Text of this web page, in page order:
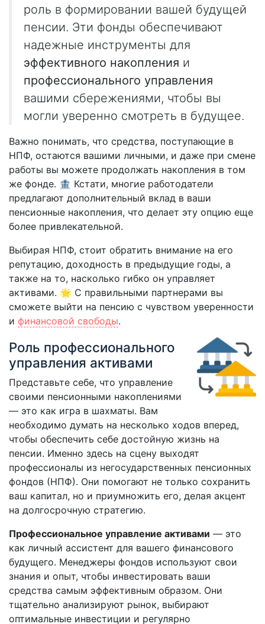
роль в формировании вашей будущей
пенсии. Эти фонды обеспечивают
надежные инструменты для
эффективного накопления и
профессионального управления
вашими сбережениями, чтобы вы
могли уверенно смотреть в будущее.
Важно понимать, что средства, поступающие в
НПФ, остаются вашими личными, и даже при смене
работы вы можете продолжать накопления в том
же фонде. 🏦 Кстати, многие работодатели
предлагают дополнительный вклад в ваши
пенсионные накопления, что делает эту опцию еще
более привлекательной.
Выбирая НПФ, стоит обратить внимание на его
репутацию, доходность в предыдущие годы, а
также на то, насколько гибко он управляет
активами. 🌟 С правильными партнерами вы
сможете выйти на пенсию с чувством уверенности
и финансовой свободы.
Роль профессионального
управления активами
Представьте себе, что управление
своими пенсионными накоплениями
— это как игра в шахматы. Вам
необходимо думать на несколько ходов вперед,
чтобы обеспечить себе достойную жизнь на
пенсии. Именно здесь на сцену выходят
профессионалы из негосударственных пенсионных
фондов (НПФ). Они помогают не только сохранить
ваш капитал, но и приумножить его, делая акцент
на долгосрочную стратегию.
Профессиональное управление активами — это
как личный ассистент для вашего финансового
будущего. Менеджеры фондов используют свои
знания и опыт, чтобы инвестировать ваши
средства самым эффективным образом. Они
тщательно анализируют рынок, выбирают
оптимальные инвестиции и регулярно